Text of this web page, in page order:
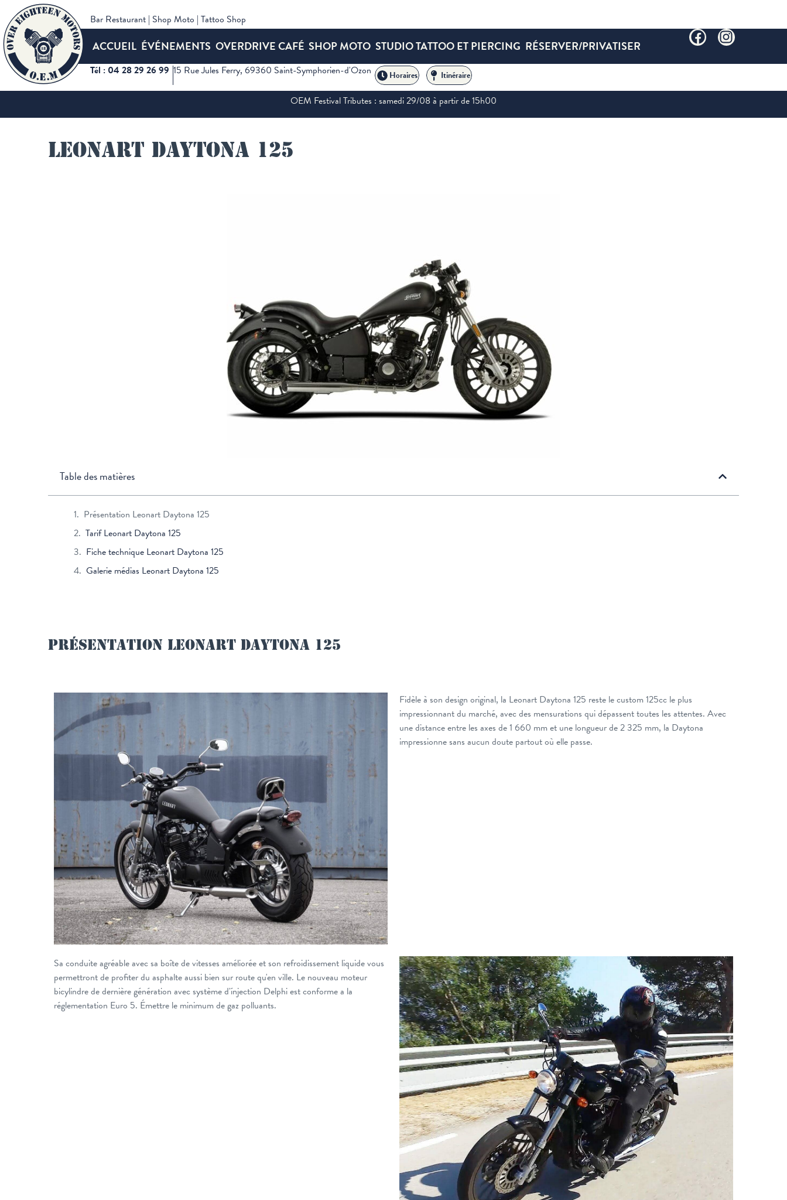
Bar Restaurant | Shop Moto | Tattoo Shop
ACCUEIL ÉVÉNEMENTS OVERDRIVE CAFÉ SHOP MOTO STUDIO TATTOO ET PIERCING RÉSERVER/PRIVATISER
Tél : 04 28 29 26 99 15 Rue Jules Ferry, 69360 Saint-Symphorien-d'Ozon Horaires Itinéraire
Accueil Shop moto Concession Leonart Daytona 125
OEM Festival Tributes : samedi 29/08 à partir de 15h00
Leonart Daytona 125
Table des matières
Présentation Leonart Daytona 125
Tarif Leonart Daytona 125
Fiche technique Leonart Daytona 125
Galerie médias Leonart Daytona 125
PRÉSENTATION LEONART DAYTONA 125
Fidèle à son design original, la Leonart Daytona 125 reste le custom 125cc le plus
impressionnant du marché, avec des mensurations qui dépassent toutes les attentes. Avec
une distance entre les axes de 1 660 mm et une longueur de 2 325 mm, la Daytona
impressionne sans aucun doute partout où elle passe.
Sa conduite agréable avec sa boîte de vitesses améliorée et son refroidissement liquide vous
permettront de profiter du asphalte aussi bien sur route qu'en ville. Le nouveau moteur
bicylindre de dernière génération avec système d'ínjection Delphi est conforme a la
réglementation Euro 5. Émettre le minimum de gaz polluants.